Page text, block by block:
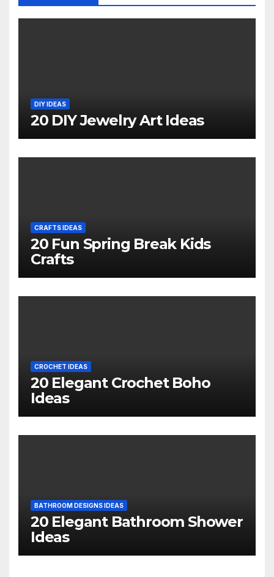
DIY IDEAS
20 DIY Jewelry Art Ideas
CRAFTS IDEAS
20 Fun Spring Break Kids
Crafts
CROCHET IDEAS
20 Elegant Crochet Boho
Ideas
BATHROOM DESIGNS IDEAS
20 Elegant Bathroom Shower
Ideas